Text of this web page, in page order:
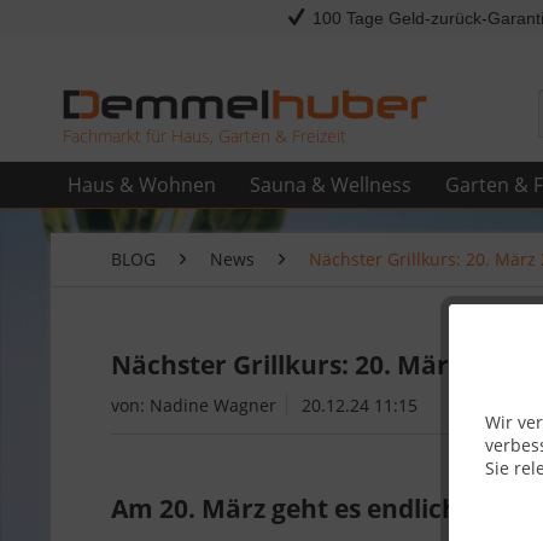
100 Tage Geld-zurück-
Fachmarkt für Haus, Garten & Freizeit
Haus & Wohnen Sauna & Wellness Garten &
Wir
Sie
BLOG News Nächster Grillkurs: 20.
Nächster Grillkurs: 20. März 2025
von: Nadine Wagner 20.12.24 11:15
Am 20. März geht es endlich wieder